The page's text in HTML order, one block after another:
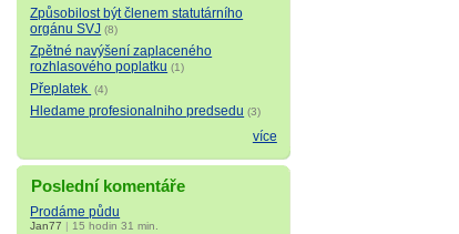
Způsobilost být členem statutárního
orgánu SVJ (8)
Zpětné navýšení zaplaceného
rozhlasového poplatku (1)
Přeplatek (4)
Hledame profesionalniho predsedu (3)
více
Poslední komentáře
Prodáme půdu
Jan77 | 15 hodin 31 min.